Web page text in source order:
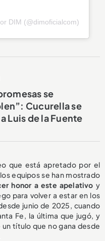
DIM (@dimoficialcom)
se
Cucurella se
Luis de la Fuente
que está apretado por el
equipos se han mostrado
honor a este apelativo y
para volver a estar en los
junio de 2025, cuando
Fe, la última que jugó, y
título que no gana desde